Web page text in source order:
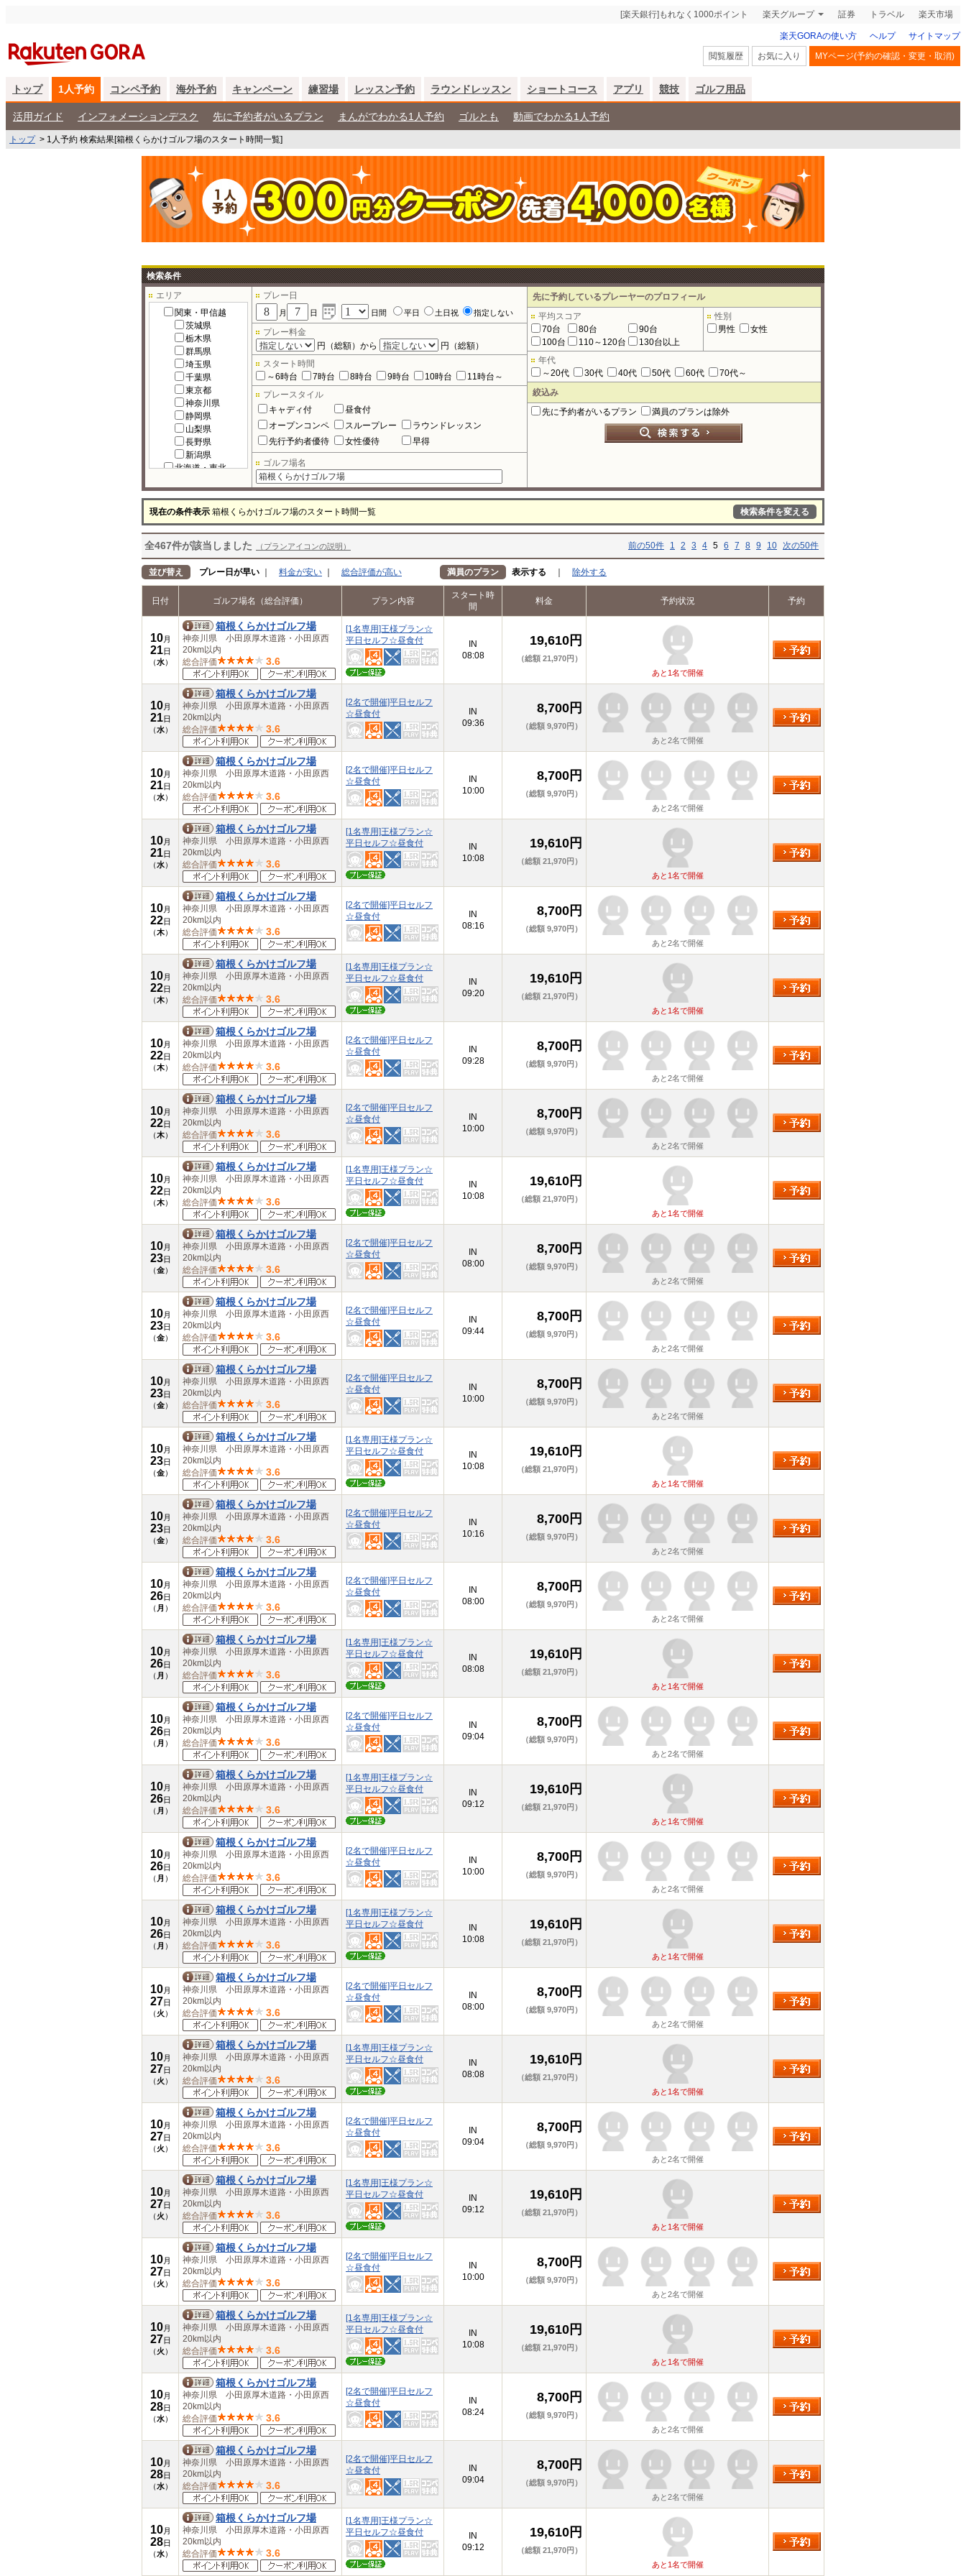
[楽天銀行]もれなく1000ポイント 楽天グループ 証券 トラベル 楽天市場
楽天GORAの使い方 ヘルプ
サイトマップ
閲覧履歴
お気に入り MYページ(予約の確認・変更・取消)
トップ 1人予約 コンペ予約 海外予約 キャンペーン 練習場 レッスン予約 ラウンドレッスン ショートコース アプリ 競技 ゴルフ用品
活用ガイド インフォメーションデスク 先に予約者がいるプラン まんがでわかる1人予約 ゴルとも 動画でわかる1人予約
トップ> 1人予約 検索結果[箱根くらかけゴルフ場のスタート時間一覧]
検索条件
エリア
関東・甲信越
茨城県
栃木県
群馬県
埼玉県
千葉県
東京都
神奈川県
静岡県
山梨県
長野県
新潟県
北海道・東北
宮城県
福島県
秋田県
青森県
山形県
北陸
富山県
中部
岐阜県
愛知県
三重県
滋賀県
京都府
大阪府
兵庫県
奈良県
和歌山県
中国
鳥取県
島根県
岡山県
広島県
山口県
四国
徳島県
香川県
愛媛県
高知県
九州・沖縄
福岡県
佐賀県
長崎県
熊本県
大分県
宮崎県
鹿児島県
沖縄県
プレー日
月 日 日間 平日 土日祝 指定しない
プレー料金
円（総額）から
円（総額）
スタート時間
～6時台
7時台 8時台 9時台 10時台
11時台～
プレースタイル
キャディ付
昼食付
オープンコンペ
スループレー
ラウンドレッスン
先行予約者優待
女性優待 早得
ゴルフ場名
先に予約しているプレーヤーのプロフィール
平均スコア
70台
80台
90台
100台
110～120台 130台以上
性別
男性
女性
年代
～20代
30代 40代 50代 60代
70代～
絞込み
先に予約者がいるプラン
満員のプランは除外
現在の条件表示 箱根くらかけゴルフ場のスタート時間一覧 検索条件を変える
全467件が該当しました （プランアイコンの説明） 前の50件 1 2 3 4 5 6 7 8 9 10 次の50件
並び替え プレー日が早い 料金が安い 総合評価が高い 満員のプラン 表示する 除外する
日付 ゴルフ場名（総合評価） プラン内容
スタート時
間
料金 予約状況 予約
10月
21日
（水）
箱根くらかけゴルフ場
神奈川県 小田原厚木道路・小田原西
20km以内
総合評価
3.6
[1名専用]王様プラン☆
平日セルフ☆昼食付
IN
08:08
19,610円
（総額 21,970円）
あと1名で開催
10月
21日
（水）
箱根くらかけゴルフ場
神奈川県 小田原厚木道路・小田原西
20km以内
総合評価
3.6
[2名で開催]平日セルフ
☆昼食付
IN
09:36
8,700円
（総額 9,970円）
あと2名で開催
10月
21日
（水）
箱根くらかけゴルフ場
神奈川県 小田原厚木道路・小田原西
20km以内
総合評価
3.6
[2名で開催]平日セルフ
☆昼食付
IN
10:00
8,700円
（総額 9,970円）
あと2名で開催
10月
21日
（水）
箱根くらかけゴルフ場
神奈川県 小田原厚木道路・小田原西
20km以内
総合評価
3.6
[1名専用]王様プラン☆
平日セルフ☆昼食付
IN
10:08
19,610円
（総額 21,970円）
あと1名で開催
10月
22日
（木）
箱根くらかけゴルフ場
神奈川県 小田原厚木道路・小田原西
20km以内
総合評価
3.6
[2名で開催]平日セルフ
☆昼食付
IN
08:16
8,700円
（総額 9,970円）
あと2名で開催
10月
22日
（木）
箱根くらかけゴルフ場
神奈川県 小田原厚木道路・小田原西
20km以内
総合評価
3.6
[1名専用]王様プラン☆
平日セルフ☆昼食付
IN
09:20
19,610円
（総額 21,970円）
あと1名で開催
10月
22日
（木）
箱根くらかけゴルフ場
神奈川県 小田原厚木道路・小田原西
20km以内
総合評価
3.6
[2名で開催]平日セルフ
☆昼食付
IN
09:28
8,700円
（総額 9,970円）
あと2名で開催
10月
22日
（木）
箱根くらかけゴルフ場
神奈川県 小田原厚木道路・小田原西
20km以内
総合評価
3.6
[2名で開催]平日セルフ
☆昼食付
IN
10:00
8,700円
（総額 9,970円）
あと2名で開催
10月
22日
（木）
箱根くらかけゴルフ場
神奈川県 小田原厚木道路・小田原西
20km以内
総合評価
3.6
[1名専用]王様プラン☆
平日セルフ☆昼食付
IN
10:08
19,610円
（総額 21,970円）
あと1名で開催
10月
23日
（金）
箱根くらかけゴルフ場
神奈川県 小田原厚木道路・小田原西
20km以内
総合評価
3.6
[2名で開催]平日セルフ
☆昼食付
IN
08:00
8,700円
（総額 9,970円）
あと2名で開催
10月
23日
（金）
箱根くらかけゴルフ場
神奈川県 小田原厚木道路・小田原西
20km以内
総合評価
3.6
[2名で開催]平日セルフ
☆昼食付
IN
09:44
8,700円
（総額 9,970円）
あと2名で開催
10月
23日
（金）
箱根くらかけゴルフ場
神奈川県 小田原厚木道路・小田原西
20km以内
総合評価
3.6
[2名で開催]平日セルフ
☆昼食付
IN
10:00
8,700円
（総額 9,970円）
あと2名で開催
10月
23日
（金）
箱根くらかけゴルフ場
神奈川県 小田原厚木道路・小田原西
20km以内
総合評価
3.6
[1名専用]王様プラン☆
平日セルフ☆昼食付
IN
10:08
19,610円
（総額 21,970円）
あと1名で開催
10月
23日
（金）
箱根くらかけゴルフ場
神奈川県 小田原厚木道路・小田原西
20km以内
総合評価
3.6
[2名で開催]平日セルフ
☆昼食付
IN
10:16
8,700円
（総額 9,970円）
あと2名で開催
10月
26日
（ 月 ）
箱根くらかけゴルフ場
神奈川県 小田原厚木道路・小田原西
20km以内
総合評価
3.6
[2名で開催]平日セルフ
☆昼食付
IN
08:00
8,700円
（総額 9,970円）
あと2名で開催
10月
26日
（ 月 ）
箱根くらかけゴルフ場
神奈川県 小田原厚木道路・小田原西
20km以内
総合評価
3.6
[1名専用]王様プラン☆
平日セルフ☆昼食付
IN
08:08
19,610円
（総額 21,970円）
あと1名で開催
10月
26日
（ 月 ）
箱根くらかけゴルフ場
神奈川県 小田原厚木道路・小田原西
20km以内
総合評価
3.6
[2名で開催]平日セルフ
☆昼食付
IN
09:04
8,700円
（総額 9,970円）
あと2名で開催
10月
26日
（ 月 ）
箱根くらかけゴルフ場
神奈川県 小田原厚木道路・小田原西
20km以内
総合評価
3.6
[1名専用]王様プラン☆
平日セルフ☆昼食付
IN
09:12
19,610円
（総額 21,970円）
あと1名で開催
10月
26日
（ 月 ）
箱根くらかけゴルフ場
神奈川県 小田原厚木道路・小田原西
20km以内
総合評価
3.6
[2名で開催]平日セルフ
☆昼食付
IN
10:00
8,700円
（総額 9,970円）
あと2名で開催
10月
26日
（ 月 ）
箱根くらかけゴルフ場
神奈川県 小田原厚木道路・小田原西
20km以内
総合評価
3.6
[1名専用]王様プラン☆
平日セルフ☆昼食付
IN
10:08
19,610円
（総額 21,970円）
あと1名で開催
10月
27日
（火）
箱根くらかけゴルフ場
神奈川県 小田原厚木道路・小田原西
20km以内
総合評価
3.6
[2名で開催]平日セルフ
☆昼食付
IN
08:00
8,700円
（総額 9,970円）
あと2名で開催
10月
27日
（ 火 ）
箱根くらかけゴルフ場
神奈川県 小田原厚木道路・小田原西
20km以内
総合評価
3.6
[1名専用]王様プラン☆
平日セルフ☆昼食付
IN
08:08
19,610円
（総額 21,970円）
あと1名で開催
10月
27日
（火）
箱根くらかけゴルフ場
神奈川県 小田原厚木道路・小田原西
20km以内
総合評価
3.6
[2名で開催]平日セルフ
☆昼食付
IN
09:04
8,700円
（総額 9,970円）
あと2名で開催
10月
27日
（ 火 ）
箱根くらかけゴルフ場
神奈川県 小田原厚木道路・小田原西
20km以内
総合評価
3.6
[1名専用]王様プラン☆
平日セルフ☆昼食付
IN
09:12
19,610円
（総額 21,970円）
あと1名で開催
10月
27日
（火）
箱根くらかけゴルフ場
神奈川県 小田原厚木道路・小田原西
20km以内
総合評価
3.6
[2名で開催]平日セルフ
☆昼食付
IN
10:00
8,700円
（総額 9,970円）
あと2名で開催
10月
27日
（ 火 ）
箱根くらかけゴルフ場
神奈川県 小田原厚木道路・小田原西
20km以内
総合評価
3.6
[1名専用]王様プラン☆
平日セルフ☆昼食付
IN
10:08
19,610円
（総額 21,970円）
あと1名で開催
10月
28日
（水）
箱根くらかけゴルフ場
神奈川県 小田原厚木道路・小田原西
20km以内
総合評価
3.6
[2名で開催]平日セルフ
☆昼食付
IN
08:24
8,700円
（総額 9,970円）
あと2名で開催
10月
28日
（水）
箱根くらかけゴルフ場
神奈川県 小田原厚木道路・小田原西
20km以内
総合評価
3.6
[2名で開催]平日セルフ
☆昼食付
IN
09:04
8,700円
（総額 9,970円）
あと2名で開催
10月
28日
（水）
箱根くらかけゴルフ場
神奈川県 小田原厚木道路・小田原西
20km以内
総合評価
3.6
[1名専用]王様プラン☆
平日セルフ☆昼食付
IN
09:12
19,610円
（総額 21,970円）
あと1名で開催